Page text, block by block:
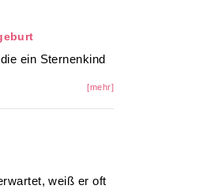
ein Sternenkind
[mehr]
weiß er oft